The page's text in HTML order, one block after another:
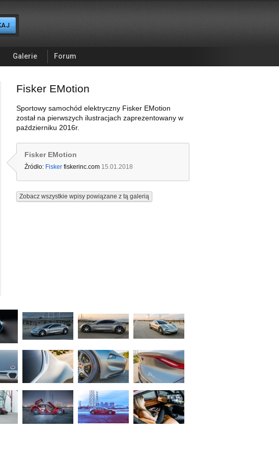
Galerie Forum
Fisker EMotion
Sportowy samochód elektryczny Fisker EMotion
został na pierwszych ilustracjach zaprezentowany w
październiku 2016r.
Fisker EMotion
Źródło: Fisker fiskerinc.com 15.01.2018
Zobacz wszystkie wpisy powiązane z tą galerią